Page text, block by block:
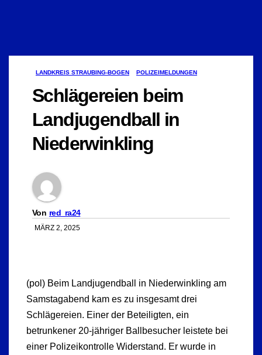
LANDKREIS STRAUBING-BOGEN POLIZEIMELDUNGEN
Schlägereien beim
Landjugendball in
Niederwinkling
Von red_ra24
MÄRZ 2, 2025
(pol) Beim Landjugendball in Niederwinkling am
Samstagabend kam es zu insgesamt drei
Schlägereien. Einer der Beteiligten, ein
betrunkener 20-jähriger Ballbesucher leistete bei
einer Polizeikontrolle Widerstand. Er wurde in